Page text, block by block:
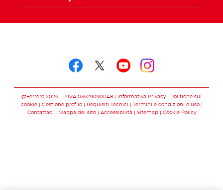
@Ferrero 2026 - P.IVA 03629090048 Informativa Privacy
Politiche sui
cookie
Gestione profilo Requisiti Tecnici
Termini e condizioni d’uso
Contattaci
Mappa del sito Accessibilità Sitemap Cookie Policy